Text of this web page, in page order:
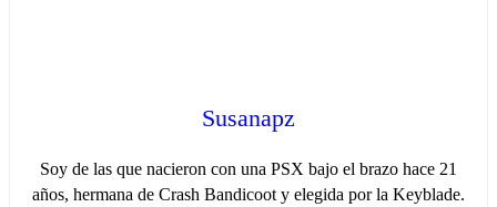
Susanapz
Soy de las que nacieron con una PSX bajo el brazo hace 21
años, hermana de Crash Bandicoot y elegida por la Keyblade.